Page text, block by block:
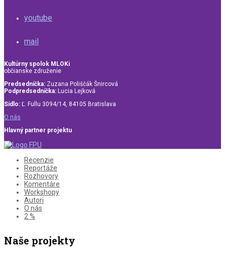
youtube
mail
Kultúrny spolok MLOKi
občianske združenie
Predsedníčka: Zuzana Poliščák Šnircová
Podpredsedníčka: Lucia Lejková
Sídlo: Ľ. Fullu 3094/14, 84105 Bratislava
O nás
Hlavný partner projektu
Recenzie
Reportáže
Rozhovory
Komentáre
Workshopy
Autori
O nás
2 %
Naše projekty